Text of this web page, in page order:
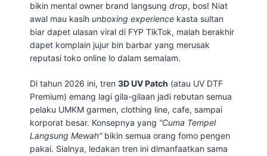
bikin mental owner brand langsung drop, bos! Niat
awal mau kasih unboxing experience kasta sultan
biar dapet ulasan viral di FYP TikTok, malah berakhir
dapet komplain jujur bin barbar yang merusak
reputasi toko online lo dalam semalam.
Di tahun 2026 ini, tren 3D UV Patch (atau UV DTF
Premium) emang lagi gila-gilaan jadi rebutan semua
pelaku UMKM garmen, clothing line, cafe, sampai
korporat besar. Konsepnya yang “Cuma Tempel
Langsung Mewah”bikin semua orang fomo pengen
pakai. Sialnya, ledakan tren ini dimanfaatkan sama